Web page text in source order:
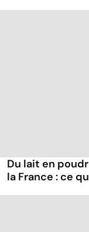
Du lait en
la France : ce